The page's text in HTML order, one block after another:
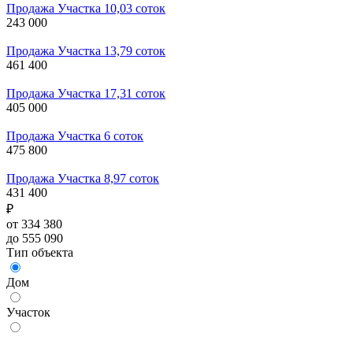
Продажа Участка 10,03 соток
243 000
Продажа Участка 13,79 соток
461 400
Продажа Участка 17,31 соток
405 000
Продажа Участка 6 соток
475 800
Продажа Участка 8,97 соток
431 400
₽
от 334 380
до 555 090
Тип объекта
Дом
Участок